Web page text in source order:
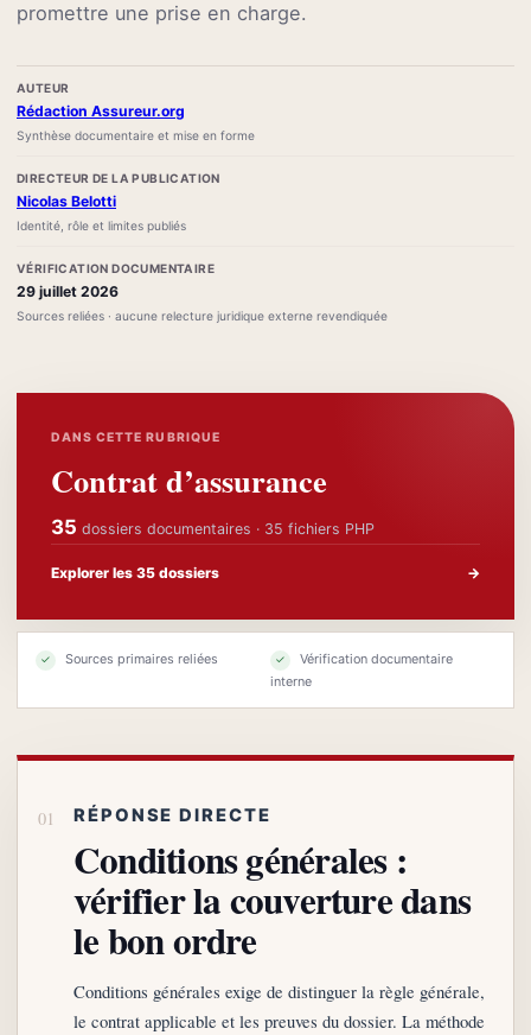
promettre une prise en charge.
AUTEUR
Rédaction Assureur.org
Synthèse documentaire et mise en forme
DIRECTEUR DE LA PUBLICATION
Nicolas Belotti
Identité, rôle et limites publiés
VÉRIFICATION DOCUMENTAIRE
29 juillet 2026
Sources reliées · aucune relecture juridique externe revendiquée
DANS CETTE RUBRIQUE
Contrat d’assurance
35 dossiers documentaires · 35 fichiers PHP
Explorer les 35 dossiers →
✓ Sources primaires reliées ✓
Vérification documentaire
interne
RÉPONSE DIRECTE
Conditions générales :
vérifier la couverture dans
le bon ordre
Conditions générales exige de distinguer la règle générale,
le contrat applicable et les preuves du dossier. La méthode